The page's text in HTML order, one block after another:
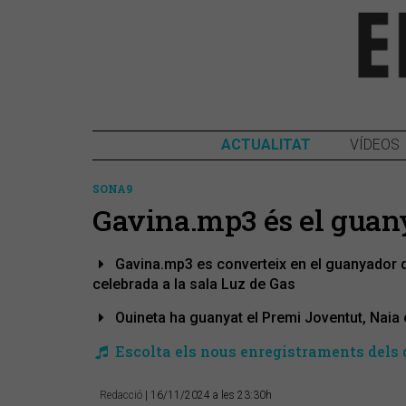
ACTUALITAT VÍDEOS
SONA9
Gavina.mp3 és el
Gavina.mp3 es converteix en el
celebrada a la sala Luz de Gas
Ouineta ha guanyat el Premi Joventut,
Escolta els nous enregistraments dels
Redacció | 16/11/2024 a les 23:30h